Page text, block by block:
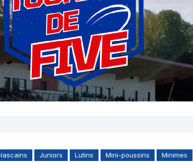
Juniors Lutins Mini-poussins Minimes